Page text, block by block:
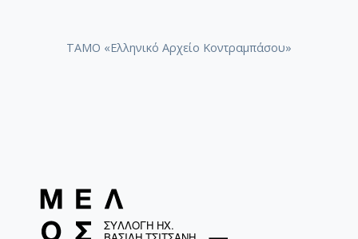
ΤΑΜΟ «Ελληνικό Αρχείο Κοντραμπάσου»